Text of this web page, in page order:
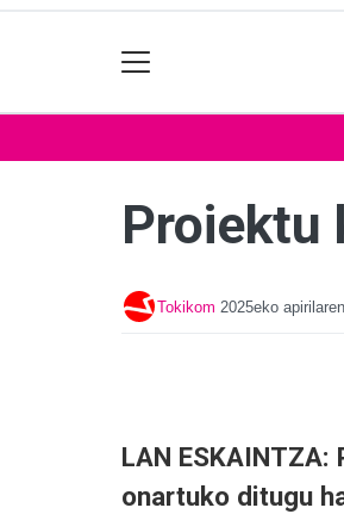
Proiektu
Tokikom 2025eko
LAN
onartuko ditugu